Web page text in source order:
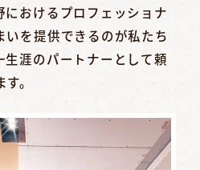
におけるプロフェッショナ
いを提供できるのが私たち
生涯のパートナーとして頼
。